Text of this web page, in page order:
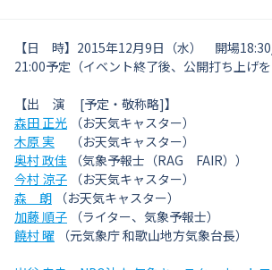
【日 時】2015年12月9日（水） 開場
21:00予定（イベント終了後、公開打ち上げを
【出 演 [予定・敬称略]】
森田 正光 （お天気キャスター）
木原 実 （お天気キャスター）
奥村 政佳 （気象予報士（RAG FAIR））
今村 涼子 （お天気キャスター）
森 朗 （お天気キャスター）
加藤 順子 （ライター、気象予報士）
饒村 曜 （元気象庁 和歌山地方気象台長）